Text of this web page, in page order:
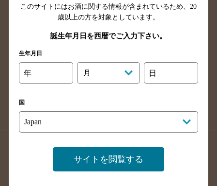
山口県のバー検索
鳥取県のバー検索
島根県のバー検索
徳島県のバー検索
香川県のバー検索
愛媛県のバー検索
高知県のバー検索
長崎県のバー検索
佐賀県のバー検索
大分県のバー検索
熊本県のバー検索
沖縄県のバー検索
店舗登録方法のご案内
店舗情報更新方法のご案内
掲載店舗様ログイン
このサイトにはお酒に関する情報が含まれているため、 20
歳以上の方を対象としています。
誕生年月日を西暦でご入力下さい。
生年月日
年 月 日
国
サイトを閲覧する